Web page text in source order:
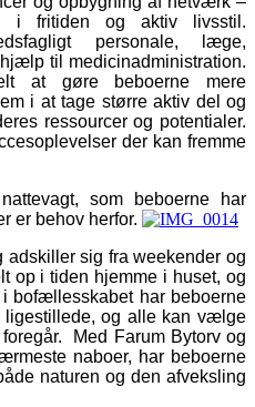
i fritiden og aktiv livsstil.
personale, læge,
til medicinadministration.
at gøre beboerne mere
i at tage større aktiv del og
ressourcer og potentialer.
der kan fremme
som beboerne har
er behov herfor.
adskiller sig fra weekender og
op i tiden hjemme i huset, og
bofællesskabet har beboerne
og alle kan vælge
Med Farum Bytorv og
naboer, har beboerne
naturen og den afveksling